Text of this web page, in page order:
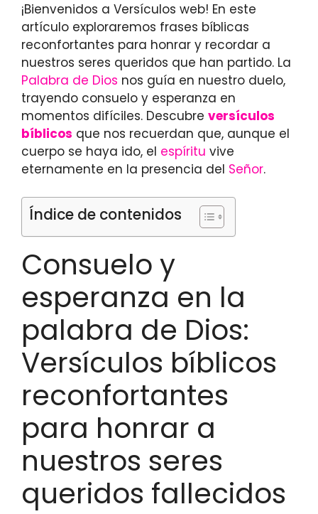
¡Bienvenidos a Versículos web! En este
artículo exploraremos frases bíblicas
reconfortantes para honrar y recordar a
nuestros seres queridos que han partido. La
Palabra de Dios nos guía en nuestro duelo,
trayendo consuelo y esperanza en
momentos difíciles. Descubre versículos
bíblicos que nos recuerdan que, aunque el
cuerpo se haya ido, el espíritu vive
eternamente en la presencia del Señor.
Índice de contenidos
Consuelo y
esperanza en la
palabra de Dios:
Versículos bíblicos
reconfortantes
para honrar a
nuestros seres
queridos fallecidos